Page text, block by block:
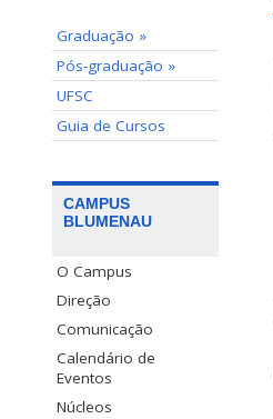
Graduação »
Pós-graduação »
UFSC
Guia de Cursos
CAMPUS
BLUMENAU
O Campus
Direção
Comunicação
Calendário de
Eventos
Núcleos